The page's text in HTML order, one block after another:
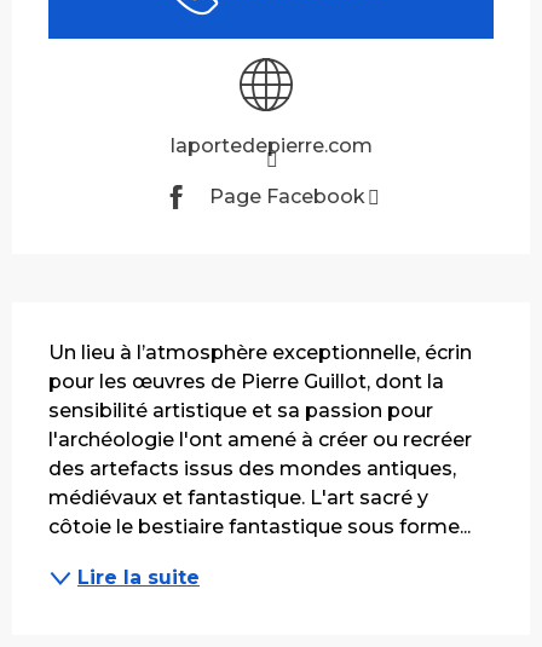
laportedepierre.com
Page Facebook
Un lieu à l’atmosphère exceptionnelle, écrin
pour les œuvres de Pierre Guillot, dont la
sensibilité artistique et sa passion pour
l'archéologie l'ont amené à créer ou recréer
des artefacts issus des mondes antiques,
médiévaux et fantastique. L'art sacré y
côtoie le bestiaire fantastique sous forme...
Lire la suite